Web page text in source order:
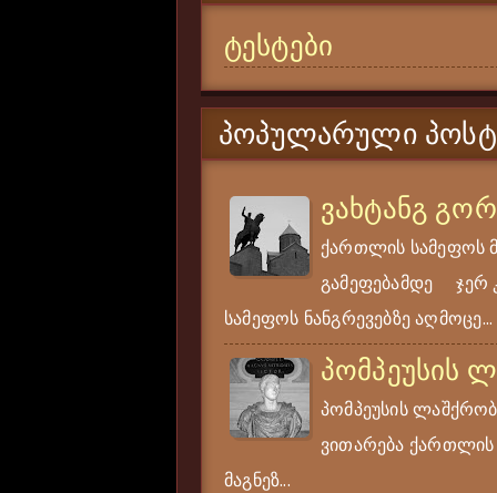
ტესტები
ᲞᲝᲞᲣᲚᲐᲠᲣᲚᲘ
ვახტანგ
ქართლის სამეფოს
გამეფებამდე ჯერ
სამეფოს ნანგრევებზე აღმოცე...
პომპეუსის
პომპეუსის
ვითარება ქართლის
მაგნეზ...